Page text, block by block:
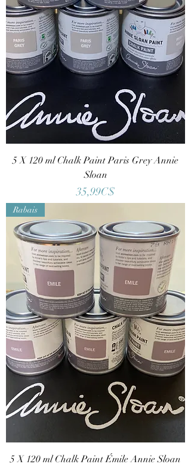
5 X 120 ml Chalk Paint Paris Grey Annie
Sloan
Price
35,99C$
Rabais
5 X 120 ml Chalk Paint Émile Annie Sloan